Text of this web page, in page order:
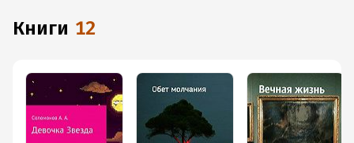
книги 12